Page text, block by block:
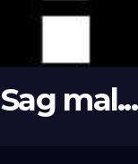
Sag mal...